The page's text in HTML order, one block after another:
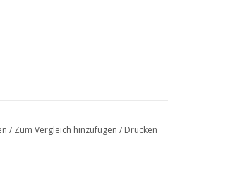
/ Zum Vergleich hinzufügen / Drucken